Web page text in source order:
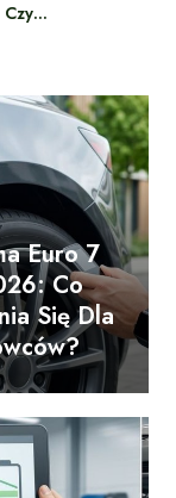
Czy…
Euro 7
Co
Się Dla